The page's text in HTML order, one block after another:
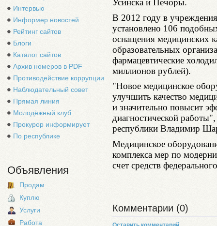
Интервью
Информер новостей
Рейтинг сайтов
Блоги
Каталог сайтов
Архив номеров в PDF
Противодействие коррупции
Наблюдательный совет
Прямая линия
Молодёжный клуб
Прокурор информирует
По республике
Объявления
Продам
Куплю
Услуги
Работа
Усинска и Печоры.
В 2012 году в
установлено 106
оснащения медицинских
образовательных
фармацевтические
миллионов рублей).
"Новое медицинское
улучшить качество
и значительно повысит
диагностической
республики Владимир
Медицинское
комплекса мер по
счет средств
Комментарии (0)